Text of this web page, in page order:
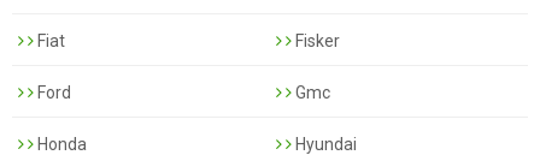
Fiat Fisker
Ford Gmc
Honda Hyundai